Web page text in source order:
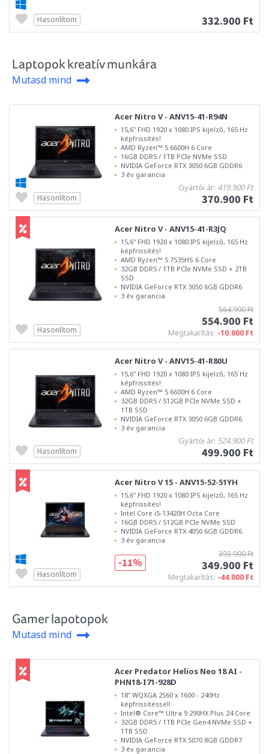
332.900 Ft
Hasonlítom
Laptopok kreatív munkára
Mutasd mind
Acer Nitro V - ANV15-41-R94N
15,6" FHD 1920 x 1080 IPS kijelző, 165 Hz
képfrissítés!
AMD Ryzen™ 5 6600H 6 Core
16GB DDR5 / 1TB PCIe NVMe SSD
NVIDIA GeForce RTX 3050 6GB GDDR6
3 év garancia
Gyártói ár: 419.900 Ft
370.900 Ft
Hasonlítom
Acer Nitro V - ANV15-41-R3JQ
15,6" FHD 1920 x 1080 IPS kijelző, 165 Hz
képfrissítés!
AMD Ryzen™ 5 7535HS 6 Core
32GB DDR5 / 1TB PCIe NVMe SSD + 2TB
SSD
NVIDIA GeForce RTX 3050 6GB GDDR6
3 év garancia
564.900 Ft
554.900 Ft
Megtakarítás: -10.000 Ft
Hasonlítom
Acer Nitro V - ANV15-41-R80U
15,6" FHD 1920 x 1080 IPS kijelző, 165 Hz
képfrissítés!
AMD Ryzen™ 5 6600H 6 Core
32GB DDR5 / 512GB PCIe NVMe SSD +
1TB SSD
NVIDIA GeForce RTX 3050 6GB GDDR6
3 év garancia
Gyártói ár: 524.900 Ft
499.900 Ft
Hasonlítom
Acer Nitro V 15 - ANV15-52-51YH
15,6" FHD 1920 x 1080 IPS kijelző, 165 Hz
képfrissítés!
Intel Core i5-13420H Octa Core
16GB DDR5 / 512GB PCIe NVMe SSD
NVIDIA GeForce RTX 4050 6GB GDDR6
3 év garancia
393.900 Ft
349.900 Ft
Megtakarítás: -44.000 Ft
-11%
Hasonlítom
Gamer lapotopok
Mutasd mind
Acer Predator Helios Neo 18 AI -
PHN18-I71-928D
18" WQXGA 2560 x 1600 - 240Hz
képfrissítéssel!
Intel® Core™ Ultra 9 290HX Plus 24 Core
32GB DDR5 / 1TB PCIe Gen4 NVMe SSD +
1TB SSD
NVIDIA GeForce RTX 5070 8GB GDDR7
3 év garancia